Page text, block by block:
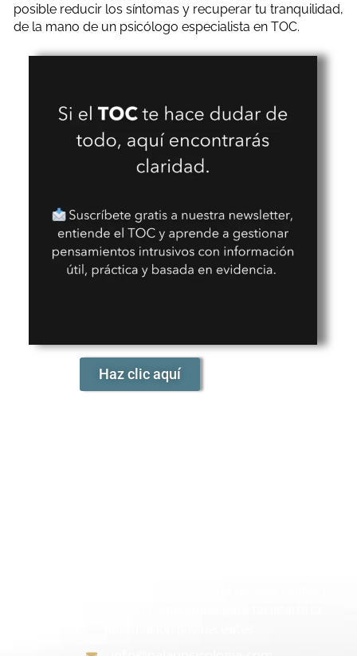
posible reducir los síntomas y recuperar tu tranquilidad,
de la mano de un psicólogo especialista en TOC.
Haz clic aquí